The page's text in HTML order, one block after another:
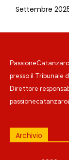
Settembre
presso il Tribunale
Direttore
Archivio